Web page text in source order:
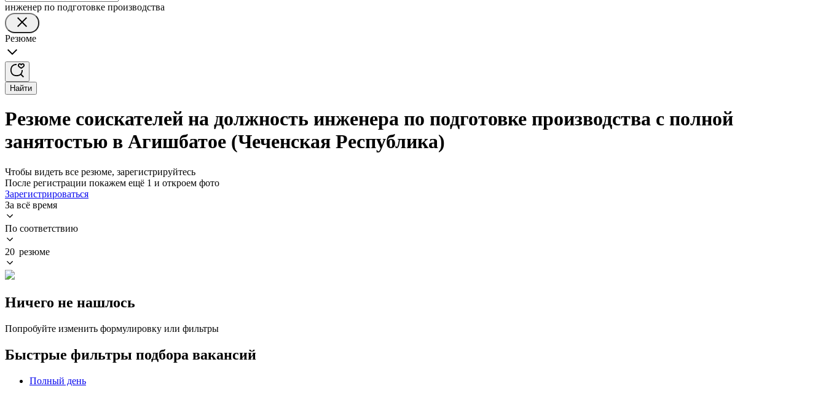
инженер по подготовке производства
Резюме
Найти
Резюме соискателей на должность инженера по подготовке производства с полной
занятостью в Агишбатое (Чеченская Республика)
Чтобы видеть все резюме, зарегистрируйтесь
После регистрации покажем ещё 1 и откроем фото
Зарегистрироваться
За всё время
По соответствию
20 резюме
Ничего не нашлось
Попробуйте изменить формулировку или фильтры
Быстрые фильтры подбора вакансий
Полный день